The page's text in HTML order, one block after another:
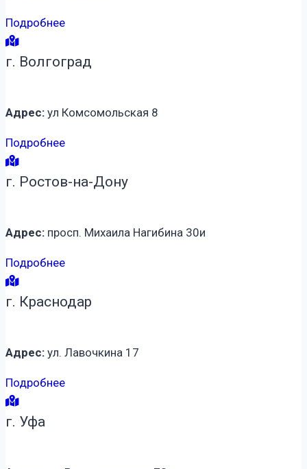
Подробнее
г. Волгоград
Адрес: ул Комсомольская 8
Подробнее
г. Ростов-на-Дону
Адрес: просп. Михаила Нагибина 30и
Подробнее
г. Краснодар
Адрес: ул. Лавочкина 17
Подробнее
г. Уфа